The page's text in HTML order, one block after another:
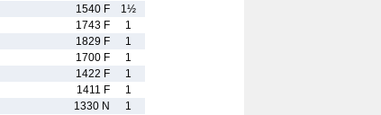
1540 F
1½
1743 F
1
1829 F
1
1700 F
1
1422 F
1
1411 F
1
1330 N
1